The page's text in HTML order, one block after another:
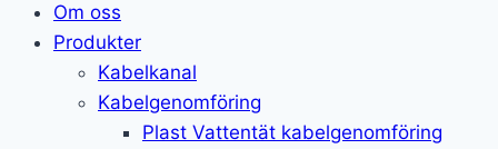
Om oss
Produkter
Kabelkanal
Kabelgenomföring
Plast Vattentät kabelgenomföring